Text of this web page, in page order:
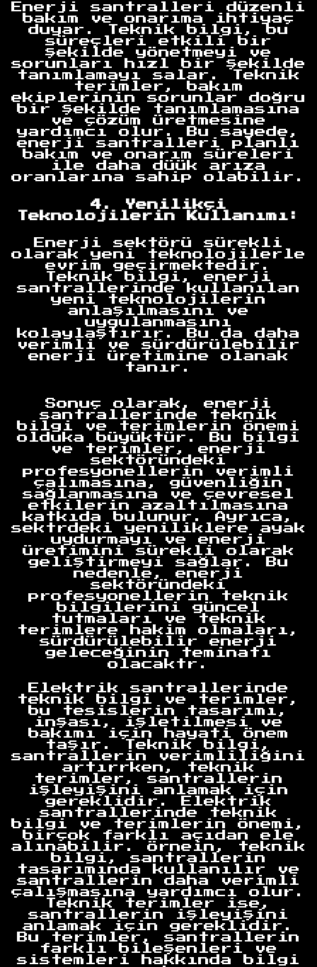
Enerji santralleri düzenli
bakım ve onarıma ihtiyaç
duyar. Teknik bilgi, bu
süreçleri etkili bir
şekilde yönetmeyi ve
sorunları hızl bir şekilde
tanımlamayı salar. Teknik
terimler, bakım
ekiplerinin sorunlar doğru
bir şekilde tanımlamasına
ve çözüm üretmesine
yardımcı olur. Bu sayede,
enerji santralleri planlı
bakım ve onarım süreleri
ile daha düük arıza
oranlarına sahip olabilir.
4. Yenilikçi
Teknolojilerin Kullanımı:
Enerji sektörü sürekli
olarak yeni teknolojilerle
evrim geçirmektedir.
Teknik bilgi, enerji
santrallerinde kullanılan
yeni teknolojilerin
anlaşılmasını ve
uygulanmasını
kolaylaştırır. Bu da daha
verimli ve sürdürülebilir
enerji üretimine olanak
tanır.
Sonuç olarak, enerji
santrallerinde teknik
bilgi ve terimlerin önemi
olduka büyüktür. Bu bilgi
ve terimler, enerji
sektöründeki
profesyonellerin verimli
çalımasına, güvenliğin
sağlanmasına ve çevresel
etkilerin azaltılmasına
katkıda bulunur. Ayrıca,
sektrdeki yeniliklere ayak
uydurmayı ve enerji
üretimini sürekli olarak
geliştirmeyi sağlar. Bu
nedenle, enerji
sektöründeki
profesyonellerin teknik
bilgilerini güncel
tutmaları ve teknik
terimlere hakim olmaları,
sürdürülebilir enerji
geleceğinin teminatı
olacaktr.
Elektrik santrallerinde
teknik bilgi ve terimler,
bu tesislerin tasarımı,
inşası, işletilmesi ve
bakımı için hayati önem
taşır. Teknik bilgi,
santrallerin verimliliğini
artırrken, teknik
terimler, santrallerin
işleyişini anlamak için
gereklidir. Elektrik
santrallerinde teknik
bilgi ve terimlerin önemi,
birçok farklı açıdan ele
alınabilir. Örnein, teknik
bilgi, santrallerin
tasarımında kullanılır ve
santrallerin daha verimli
çalışmasına yardımcı olur.
Teknik terimler ise,
santrallerin işleyişini
anlamak için gereklidir.
Bu terimler, santrallerin
farklı bileşenleri ve
sistemleri hakkında bilgi
Anasayfa